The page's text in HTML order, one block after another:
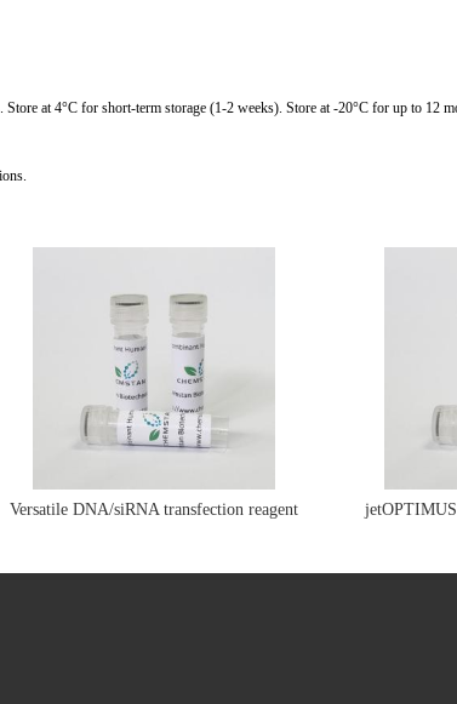
Store at 4°C for short-term storage (1-2 weeks). Store at -20°C for up to 12
Versatile DNA/siRNA transfection reagent